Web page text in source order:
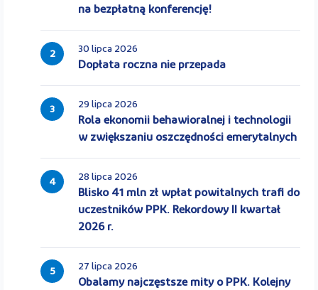
na bezpłatną konferencję!
2 30 lipca 2026
Dopłata roczna nie przepada
3 29 lipca 2026
Rola ekonomii behawioralnej i technologii
w zwiększaniu oszczędności emerytalnych
4 28 lipca 2026
Blisko 41 mln zł wpłat powitalnych trafi do
uczestników PPK. Rekordowy II kwartał
2026 r.
5 27 lipca 2026
Obalamy najczęstsze mity o PPK. Kolejny